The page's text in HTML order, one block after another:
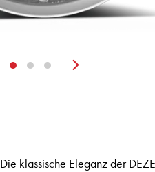
Zurück
Die klassische Eleganz der